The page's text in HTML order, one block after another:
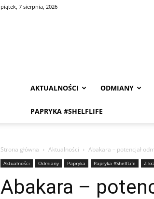
piątek, 7 sierpnia, 2026
AKTUALNOŚCI ODMIANY
PAPRYKA #SHELFLIFE
Strona główna Aktualności Abakara – potencjał
Aktualności Odmiany Papryka Papryka #ShelfLife Z
Abakara –